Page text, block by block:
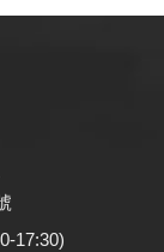
17:30)